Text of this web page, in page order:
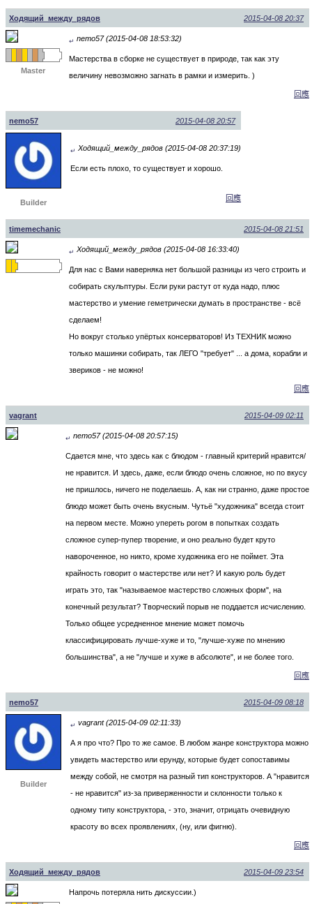
Ходящий_между_рядов 2015-04-08 20:37
Master
↵ nemo57 (2015-04-08 18:53:32)
Мастерства в сборке не существует в природе, так как эту
величину невозможно загнать в рамки и измерить. )
回應
nemo57 2015-04-08 20:57
Builder
↵ Ходящий_между_рядов (2015-04-08 20:37:19)
Если есть плохо, то существует и хорошо.
回應
timemechanic 2015-04-08 21:51
↵ Ходящий_между_рядов (2015-04-08 16:33:40)
Для нас с Вами наверняка нет большой разницы из чего строить и
собирать скульптуры. Если руки растут от куда надо, плюс
мастерство и умение геметрически думать в пространстве - всё
сделаем!
Но вокруг столько упёртых консерваторов! Из ТЕХНИК можно
только машинки собирать, так ЛЕГО "требует" ... а дома, корабли и
звериков - не можно!
回應
vagrant 2015-04-09 02:11
↵ nemo57 (2015-04-08 20:57:15)
Сдается мне, что здесь как с блюдом - главный критерий нравится/
не нравится. И здесь, даже, если блюдо очень сложное, но по вкусу
не пришлось, ничего не поделаешь. А, как ни странно, даже простое
блюдо может быть очень вкусным. Чутьё "художника" всегда стоит
на первом месте. Можно упереть рогом в попытках создать
сложное супер-пупер творение, и оно реально будет круто
навороченное, но никто, кроме художника его не поймет. Эта
крайность говорит о мастерстве или нет? И какую роль будет
играть это, так "называемое мастерство сложных форм", на
конечный результат? Творческий порыв не поддается исчислению.
Только общее усредненное мнение может помочь
классифицировать лучше-хуже и то, "лучше-хуже по мнению
большинства", а не "лучше и хуже в абсолюте", и не более того.
回應
nemo57 2015-04-09 08:18
Builder
↵ vagrant (2015-04-09 02:11:33)
А я про что? Про то же самое. В любом жанре конструктора можно
увидеть мастерство или ерунду, которые будет сопоставимы
между собой, не смотря на разный тип конструкторов. А "нравится
- не нравится" из-за приверженности и склонности только к
одному типу конструктора, - это, значит, отрицать очевидную
красоту во всех проявлениях, (ну, или фигню).
回應
Ходящий_между_рядов 2015-04-09 23:54
Напрочь потеряла нить дискуссии.)